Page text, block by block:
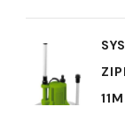
11M